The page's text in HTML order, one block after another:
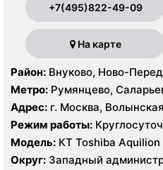
+7(495)822-49-09
На карте
Район: Внуково, Ново-
Матвеевское, Проспект
Тропарёво-Никулино
Метро: Румянцево,
Рассказовка, Солнцево,
шоссе
Адрес: г. Москва,
Режим работы:
Модель: КТ Toshiba
GE Logiq P6, Medison
Округ: Западный